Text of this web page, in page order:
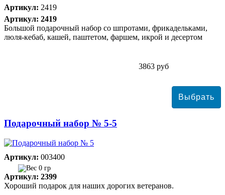
Артикул: 2419
Артикул: 2419
Большой подарочный набор со шпротами, фрикадельками,
люля-кебаб, кашей, паштетом, фаршем, икрой и десертом
3863 руб
Подарочный набор № 5-5
Артикул: 003400
0 гр
Артикул: 2399
Хороший подарок для наших дорогих ветеранов.